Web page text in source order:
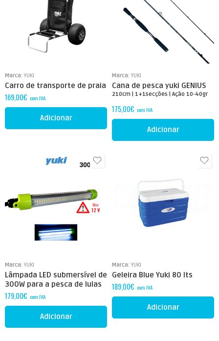
Marca: YUKI
Carro de transporte de praia
169,00€ com IVA
Adicionar
Marca: YUKI
Cana de pesca yuki GENIUS
210cm | 1+1secções | Ação 10-40gr
175,00€ com IVA
Adicionar
Marca: YUKI
Lâmpada LED submersível de
300W para a pesca de lulas
179,00€ com IVA
Adicionar
Marca: YUKI
Geleira Blue Yuki 80 lts
189,00€ com IVA
Adicionar